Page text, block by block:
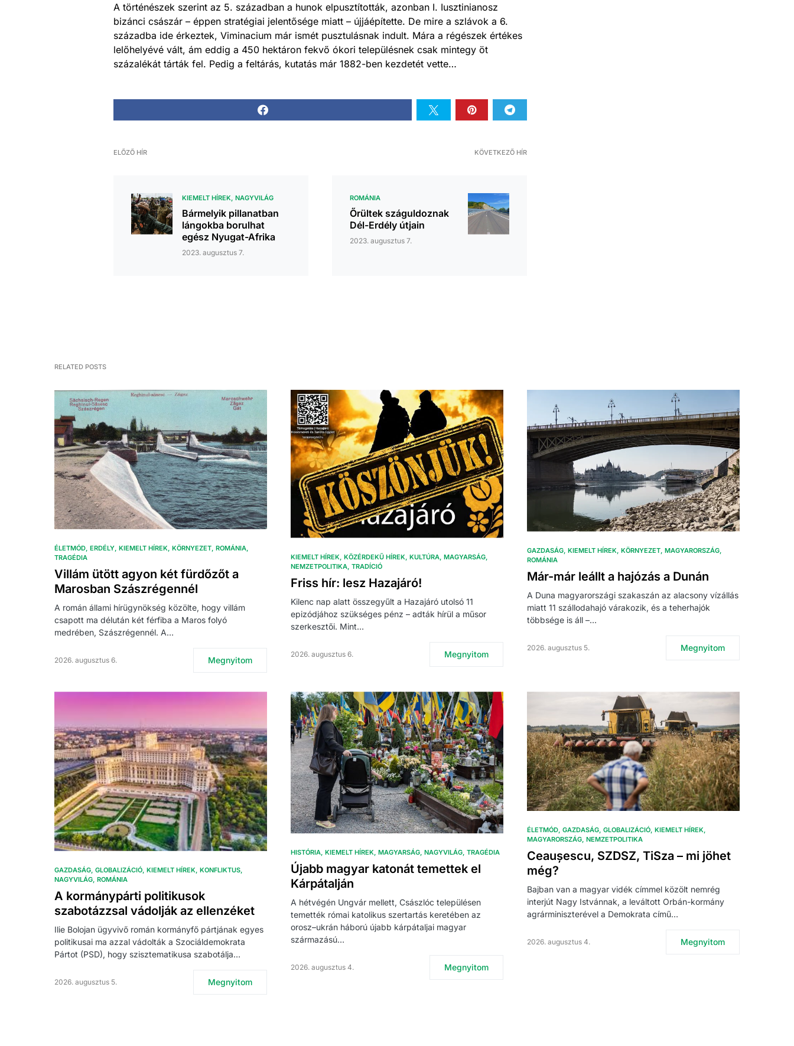
A történészek szerint az 5. században a hunok elpusztították, azonban I. Iusztinianosz
bizánci császár – éppen stratégiai jelentősége miatt – újjáépítette. De mire a szlávok a 6.
századba ide érkeztek, Viminacium már ismét pusztulásnak indult. Mára a régészek értékes
lelőhelyévé vált, ám eddig a 450 hektáron fekvő ókori településnek csak mintegy öt
százalékát tárták fel. Pedig a feltárás, kutatás már 1882-ben kezdetét vette…
ELŐZŐ HÍR
KIEMELT HÍREK NAGYVILÁG
Bármelyik pillanatban
lángokba borulhat
egész Nyugat-Afrika
2023. augusztus 7.
KÖVETKEZŐ HÍR
ROMÁNIA
Őrültek száguldoznak
Dél-Erdély útjain
2023. augusztus 7.
RELATED POSTS
ÉLETMÓD ERDÉLY KIEMELT HÍREK KÖRNYEZET ROMÁNIA
TRAGÉDIA
Villám ütött agyon két fürdőzőt a
Marosban Szászrégennél
A román állami hírügynökség közölte, hogy villám
csapott ma délután két férfiba a Maros folyó
medrében, Szászrégennél. A…
2026. augusztus 6. Megnyitom
KIEMELT HÍREK KÖZÉRDEKŰ HÍREK KULTÚRA MAGYARSÁG
NEMZETPOLITIKA TRADÍCIÓ
Friss hír: lesz Hazajáró!
Kilenc nap alatt összegyűlt a Hazajáró utolsó 11
epizódjához szükséges pénz – adták hírül a műsor
szerkesztői. Mint…
2026. augusztus 6. Megnyitom
GAZDASÁG KIEMELT HÍREK KÖRNYEZET MAGYARORSZÁG
ROMÁNIA
Már-már leállt a hajózás a Dunán
A Duna magyarországi szakaszán az alacsony vízállás
miatt 11 szállodahajó várakozik, és a teherhajók
többsége is áll –…
2026. augusztus 5. Megnyitom
GAZDASÁG GLOBALIZÁCIÓ KIEMELT HÍREK KONFLIKTUS
NAGYVILÁG ROMÁNIA
A kormánypárti politikusok
szabotázzsal vádolják az ellenzéket
Ilie Bolojan ügyvivő román kormányfő pártjának egyes
politikusai ma azzal vádolták a Szociáldemokrata
Pártot (PSD), hogy szisztematikusa szabotálja…
2026. augusztus 5. Megnyitom
HISTÓRIA KIEMELT HÍREK MAGYARSÁG NAGYVILÁG TRAGÉDIA
Újabb magyar katonát temettek el
Kárpátalján
A hétvégén Ungvár mellett, Császlóc településen
temették római katolikus szertartás keretében az
orosz–ukrán háború újabb kárpátaljai magyar
származású…
2026. augusztus 4. Megnyitom
ÉLETMÓD GAZDASÁG GLOBALIZÁCIÓ KIEMELT HÍREK
MAGYARORSZÁG NEMZETPOLITIKA
Ceaușescu, SZDSZ, TiSza – mi jöhet
még?
Bajban van a magyar vidék címmel közölt nemrég
interjút Nagy Istvánnak, a leváltott Orbán-kormány
agrárminiszterével a Demokrata című…
2026. augusztus 4. Megnyitom